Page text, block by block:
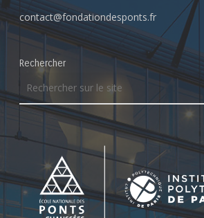
contact@fondationdesponts.fr
Rechercher